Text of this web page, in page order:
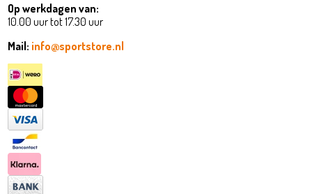
Op werkdagen van:
10.00 uur tot 17.30 uur
Mail: info@sportstore.nl